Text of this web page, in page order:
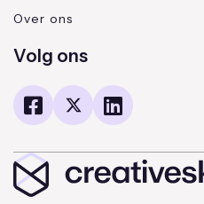
Over ons
Volg ons